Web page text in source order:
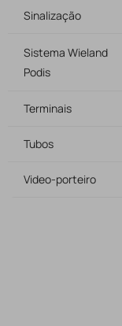
Sinalização
Sistema Wieland
Podis
Terminais
Tubos
Video-porteiro